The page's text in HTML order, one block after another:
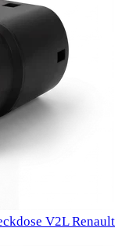
V2L Renault